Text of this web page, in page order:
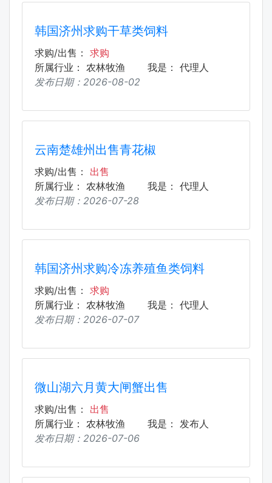
韩国济州求购干草类饲料
求购/出售： 求购
所属行业： 农林牧渔 我是： 代理人
发布日期： 2026-08-02
云南楚雄州出售青花椒
求购/出售： 出售
所属行业： 农林牧渔 我是： 代理人
发布日期： 2026-07-28
韩国济州求购冷冻养殖鱼类饲料
求购/出售： 求购
所属行业： 农林牧渔 我是： 代理人
发布日期： 2026-07-07
微山湖六月黄大闸蟹出售
求购/出售： 出售
所属行业： 农林牧渔 我是： 发布人
发布日期： 2026-07-06